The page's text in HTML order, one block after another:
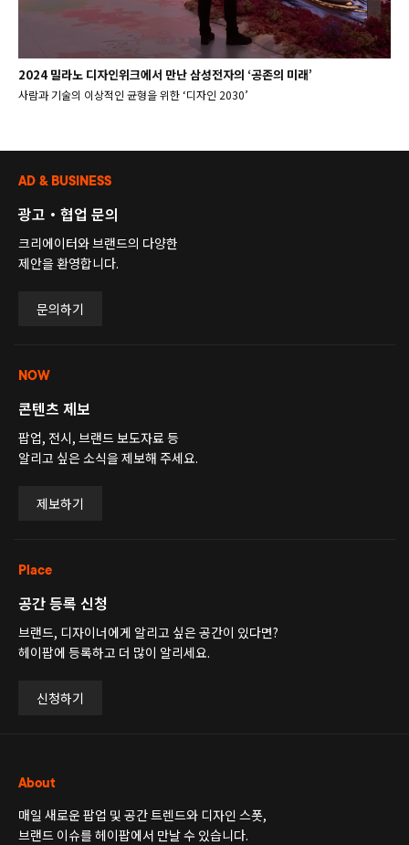
2024 밀라노 디자인위크에서 만난 삼성전자의 ‘공존의 미래’
사람과 기술의 이상적인 균형을 위한 ‘디자인 2030’
AD & BUSINESS
광고・협업 문의
크리에이터와 브랜드의 다양한
제안을 환영합니다.
문의하기
NOW
콘텐츠 제보
팝업, 전시, 브랜드 보도자료 등
알리고 싶은 소식을 제보해 주세요.
제보하기
Place
공간 등록 신청
브랜드, 디자이너에게 알리고 싶은 공간이 있다면?
헤이팝에 등록하고 더 많이 알리세요.
신청하기
About
매일 새로운 팝업 및 공간 트렌드와 디자인 스폿,
브랜드 이슈를 헤이팝에서 만날 수 있습니다.